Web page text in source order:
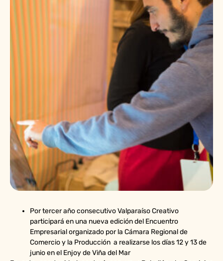
Por tercer año consecutivo Valparaíso Creativo
participará en una nueva edición del Encuentro
Empresarial organizado por la Cámara Regional de
Comercio y la Producción a realizarse los días 12 y 13 de
junio en el Enjoy de Viña del Mar